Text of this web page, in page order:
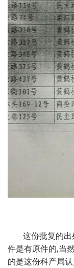
这份批复的
件是有原件的,当
的是这份科产局